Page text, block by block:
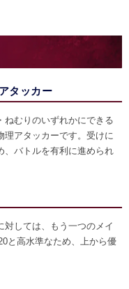
タッカー
ねむりのいずれかにできる
理アタッカーです。受けに
、バトルを有利に進められ
対しては、もう一つのメイ
と高水準なため、上から優